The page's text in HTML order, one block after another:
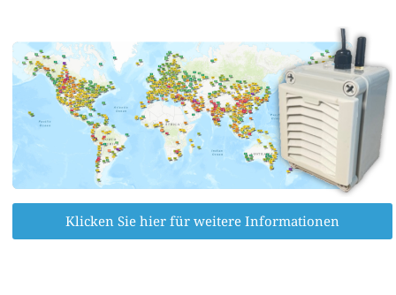
Klicken Sie hier für weitere Informationen